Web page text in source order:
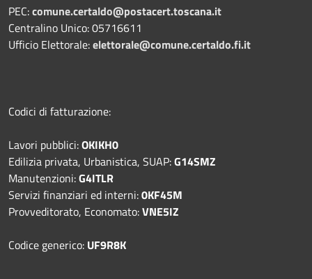
PEC:comune.certaldo@postacert.toscana.it
Centralino Unico: 05716611
Ufficio Elettorale:elettorale@comune.certaldo.fi.it
Codici di fatturazione:
Lavori pubblici:OKIKH0
Edilizia privata, Urbanistica, SUAP:G14SMZ
Manutenzioni:G4ITLR
Servizi finanziari ed interni:0KF45M
Provveditorato, Economato:VNE5IZ
Codice generico: UF9R8K